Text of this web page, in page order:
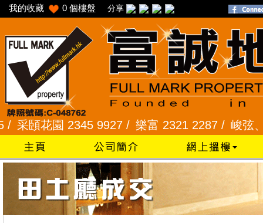
我的收藏 0 個樓盤 分享
頣花園 2345 9927 /樂富 2321 2287 /峻弦、曉